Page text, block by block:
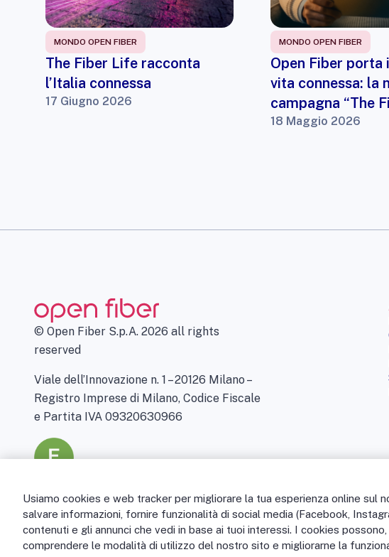
MONDO OPEN FIBER
The Fiber Life racconta
l’Italia connessa
17 Giugno 2026
MONDO OPEN FIBER
Open Fiber porta
vita connessa: la
campagna “The
18 Maggio 2026
© Open Fiber S.p.A. 2026 all rights
reserved
Viale dell’Innovazione n. 1 – 20126 Milano –
Registro Imprese di Milano, Codice Fiscale
e Partita IVA 09320630966
Usiamo cookies e web tracker per migliorare la tua esperienza online sul
salvare informazioni, fornire funzionalità di social media (Facebook,
contenuti e gli annunci che vedi in base ai tuoi interessi. I cookies possono,
comprendere le modalità di utilizzo del nostro sito e migliorarne la